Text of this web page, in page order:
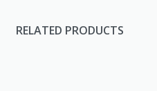
RELATED PRODUCTS